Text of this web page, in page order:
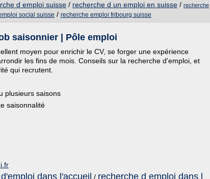
d emploi suisse / recherche d un emploi en suisse / recherche
social suisse / recherche emploi fribourg suisse
saisonnier | Pôle emploi
moyen pour enrichir le CV, se forger une expérience
les fins de mois. Conseils sur la recherche d'emploi, et
qui recrutent.
plusieurs saisons
saisonnalité
dans l'accueil / recherche d emploi dans l